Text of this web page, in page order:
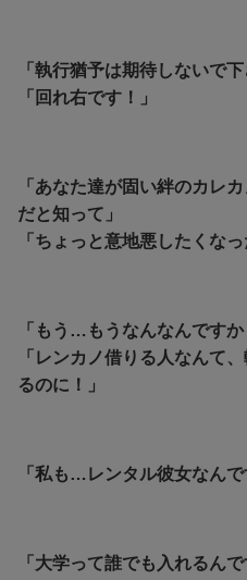
「執行猶予は期待しないで下
「回れ右です！」
「あなた達が固い絆のカレ
だと知って」
「ちょっと意地悪したくなっ
「もう…もうなんなんですか
「レンカノ借りる人なんて
るのに！」
「私も…レンタル彼女なんで
「大学って誰でも入れるん